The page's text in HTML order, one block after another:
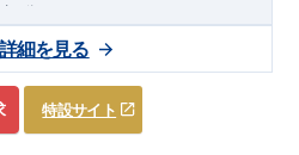
分
まずはお気軽にお問い合わせ
特設サイト
細を見る